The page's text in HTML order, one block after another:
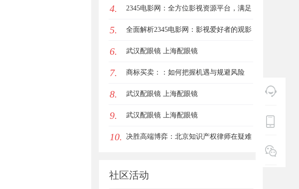
魅力与优势
4. 2345电影网：全方位影视资源平台，满足
观影新体验
5. 全面解析2345电影网：影视爱好者的观影
首选平台详解
6. 武汉配眼镜 上海配眼镜
7. 商标买卖：：如何把握机遇与规避风险
8. 武汉配眼镜 上海配眼镜
9. 武汉配眼镜 上海配眼镜
10. 决胜高端博弈：北京知识产权律师在疑难
社区活动